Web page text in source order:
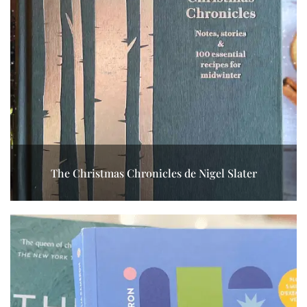
The Christmas Chronicles de Nigel Slater